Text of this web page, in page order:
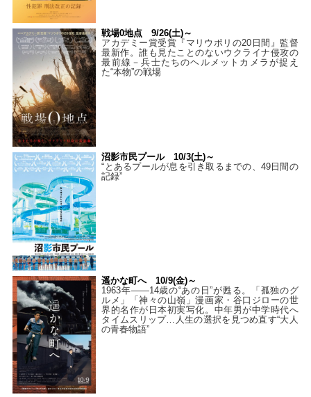
戦場0地点 9/26(土)～
アカデミー賞受賞『マリウポリの20日間』監督
最新作。誰も見たことのないウクライナ侵攻の
最前線－兵士たちのヘルメットカメラが捉え
た“本物”の戦場
沼影市民プール 10/3(土)～
“とあるプールが息を引き取るまでの、49日間の
記録”
遥かな町へ 10/9(金)～
1963年――14歳の“あの日”が甦る。「孤独のグ
ルメ」「神々の山嶺」漫画家・谷口ジローの世
界的名作が日本初実写化。中年男が中学時代へ
タイムスリップ…人生の選択を見つめ直す“大人
の青春物語”